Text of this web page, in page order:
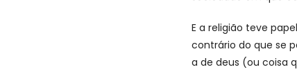
E a religião teve
contrário do que se
a de deus (ou coisa